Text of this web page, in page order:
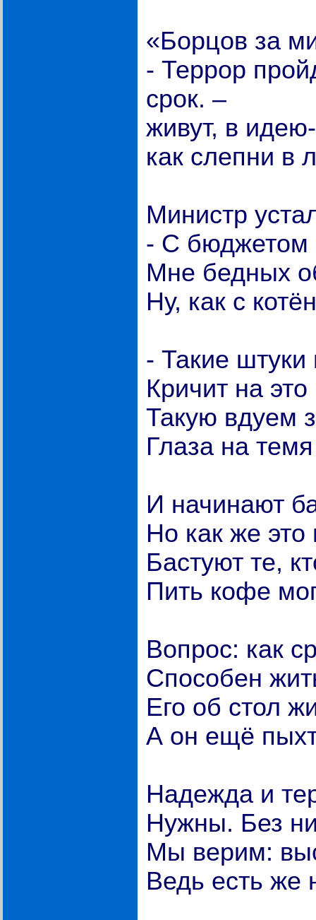
«Борцов за
- Террор
срок. –
живут, в
как слепни в
Министр
- С бюджетом
Мне бедных
Ну, как с
- Такие штуки
Кричит на это
Такую вдуем
Глаза на
И начинают
Но как же
Бастуют те,
Пить кофе
Вопрос: как
Способен
Его об стол
А он ещё
Надежда и
Нужны. Без
Мы верим:
Ведь есть же